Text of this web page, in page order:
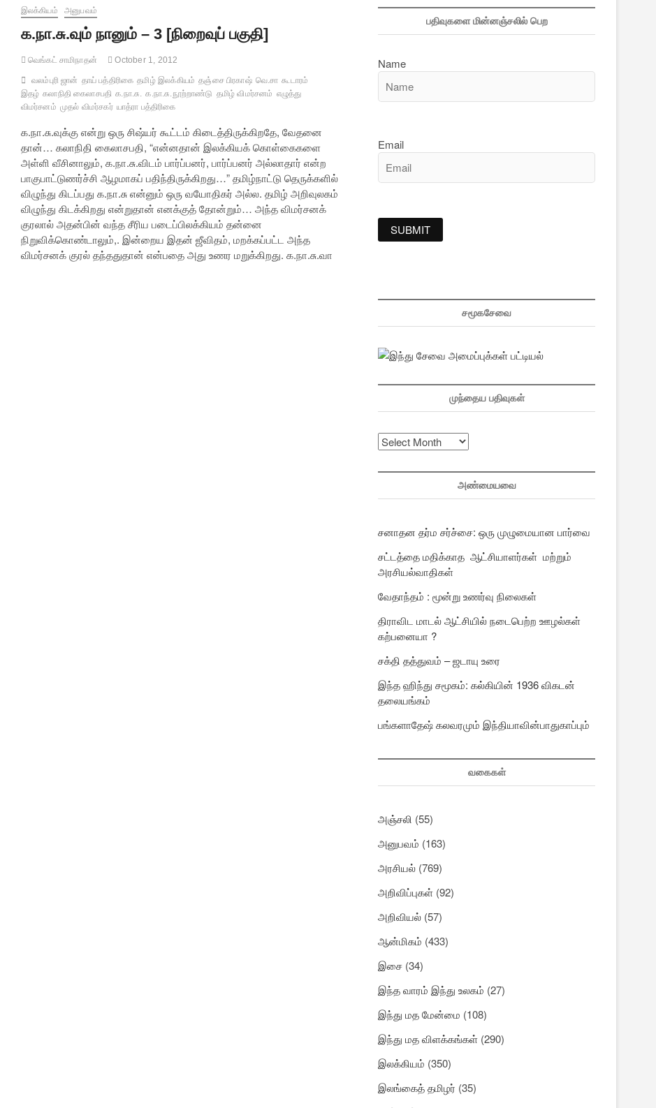
இலக்கியம் அனுபவம்
க.நா.சு.வும் நானும் – 3 [நிறைவுப் பகுதி]
வெங்கட் சாமிநாதன் October 1, 2012
வலம்புரி ஜான் தாய் பத்திரிகை தமிழ் இலக்கியம் தஞ்சை பிரகாஷ் வெ.சா கூடாரம்
இதழ் கலாநிதி கைலாசபதி க.நா.சு. க.நா.சு.நூற்றாண்டு தமிழ் விமர்சனம் எழுத்து
விமர்சனம் முதல் விமர்சகர் யாத்ரா பத்திரிகை
க.நா.சு.வுக்கு என்று ஒரு சிஷ்யர் கூட்டம் கிடைத்திருக்கிறதே, வேதனை
தான்… கலாநிதி கைலாசபதி, “என்னதான் இலக்கியக் கொள்கைகளை
அள்ளி வீசினாலும், க.நா.சு.விடம் பார்ப்பனர், பார்ப்பனர் அல்லாதார் என்ற
பாகுபாட்டுணர்ச்சி ஆழமாகப் பதிந்திருக்கிறது…” தமிழ்நாட்டு தெருக்களில்
விழுந்து கிடப்பது க.நா.சு என்னும் ஒரு வயோதிகர் அல்ல. தமிழ் அறிவுலகம்
விழுந்து கிடக்கிறது என்றுதான் எனக்குத் தோன்றும்… அந்த விமர்சனக்
குரலால் அதன்பின் வந்த சீரிய படைப்பிலக்கியம் தன்னை
நிறுவிக்கொண்டாலும்,. இன்றைய இதன் ஜீவிதம், மறக்கப்பட்ட அந்த
விமர்சனக் குரல் தந்ததுதான் என்பதை அது உணர மறுக்கிறது. க.நா.சு.வா
பதிவுகளை மின்னஞ்சலில் பெற
Name
Email
சமூகசேவை
முந்தைய பதிவுகள்
முந்தைய
பதிவுகள்
அண்மையவை
சனாதன தர்ம சர்ச்சை: ஒரு முழுமையான பார்வை
சட்டத்தை மதிக்காத ஆட்சியாளர்கள் மற்றும்
அரசியல்வாதிகள்
வேதாந்தம் : மூன்று உணர்வு நிலைகள்
திராவிட மாடல் ஆட்சியில் நடைபெற்ற ஊழல்கள்
கற்பனையா ?
சக்தி தத்துவம் – ஜடாயு உரை
இந்த ஹிந்து சமூகம்: கல்கியின் 1936 விகடன்
தலையங்கம்
பங்களாதேஷ் கலவரமும் இந்தியாவின்பாதுகாப்பும்
வகைகள்
அஞ்சலி (55)
அனுபவம் (163)
அரசியல் (769)
அறிவிப்புகள் (92)
அறிவியல் (57)
ஆன்மிகம் (433)
இசை (34)
இந்த வாரம் இந்து உலகம் (27)
இந்து மத மேன்மை (108)
இந்து மத விளக்கங்கள் (290)
இலக்கியம் (350)
இலங்கைத் தமிழர் (35)